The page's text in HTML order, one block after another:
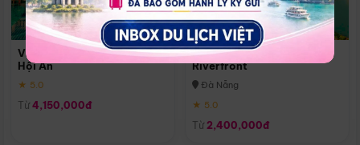
Vinpearl Resort & Golf Nam
Hội An
★ 5.0
Từ 4,150,000đ
Melia Vinpearl Danang
Riverfront
Đà Nẵng
★ 5.0
Từ 2,400,000đ